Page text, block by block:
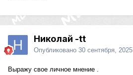
Николай -tt
Опубликовано 30 сентября, 2025
Выражу свое личное мнение .